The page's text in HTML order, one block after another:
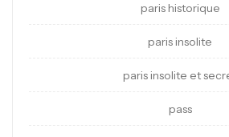
paris historique
paris insolite
paris insolite et
pass